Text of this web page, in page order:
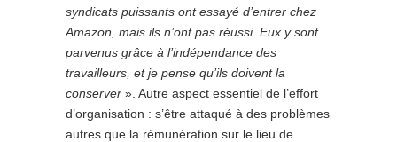
syndicats puissants ont essayé d’entrer chez
Amazon, mais ils n’ont pas réussi. Eux y sont
parvenus grâce à l’indépendance des
travailleurs, et je pense qu’ils doivent la
conserver ». Autre aspect essentiel de l’effort
d’organisation : s’être attaqué à des problèmes
autres que la rémunération sur le lieu de